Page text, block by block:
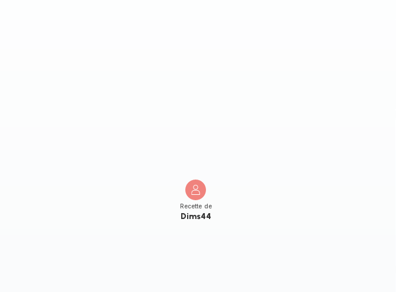
Recette de
Dims44